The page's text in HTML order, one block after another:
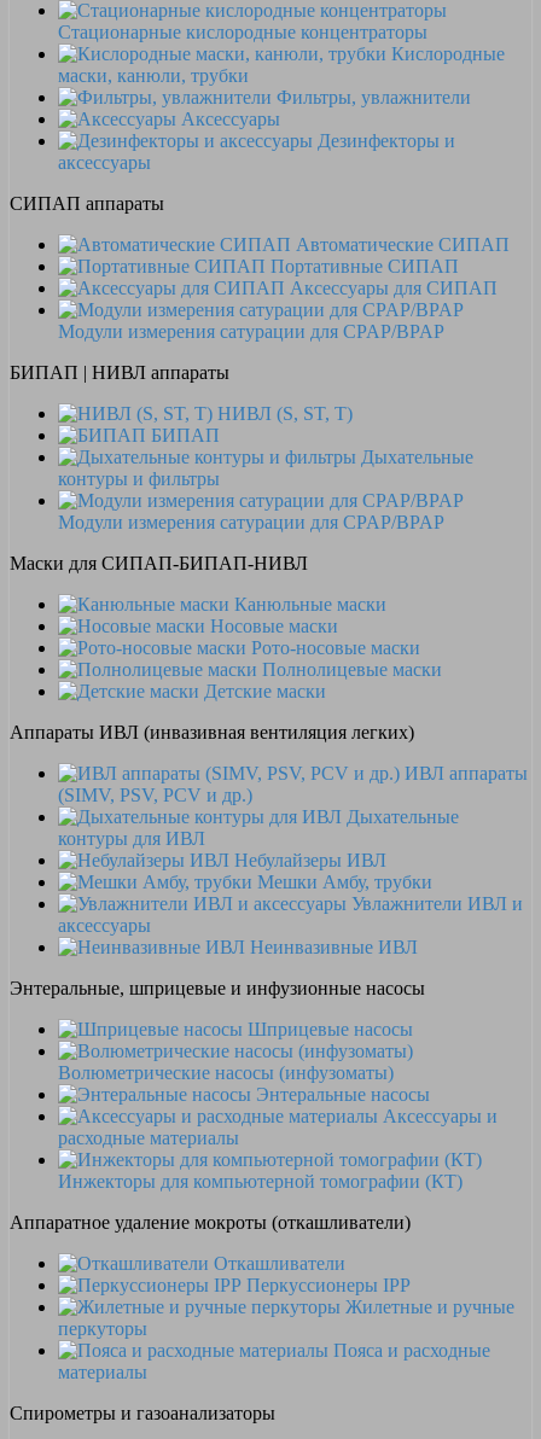
Стационарные кислородные концентраторы
Кислородные
маски, канюли, трубки
Фильтры, увлажнители
Аксессуары
Дезинфекторы и
аксессуары
СИПАП аппараты
Автоматические СИПАП
Портативные СИПАП
Аксессуары для СИПАП
Модули измерения сатурации для CPAP/BPAP
БИПАП | НИВЛ аппараты
НИВЛ (S, ST, T)
БИПАП
Дыхательные
контуры и фильтры
Модули измерения сатурации для CPAP/BPAP
Маски для СИПАП-БИПАП-НИВЛ
Канюльные маски
Носовые маски
Рото-носовые маски
Полнолицевые маски
Детские маски
Аппараты ИВЛ (инвазивная вентиляция легких)
ИВЛ аппараты
(SIMV, PSV, PCV и др.)
Дыхательные
контуры для ИВЛ
Небулайзеры ИВЛ
Мешки Амбу, трубки
Увлажнители ИВЛ и
аксессуары
Неинвазивные ИВЛ
Энтеральные, шприцевые и инфузионные насосы
Шприцевые насосы
Волюметрические насосы (инфузоматы)
Энтеральные насосы
Аксессуары и
расходные материалы
Инжекторы для компьютерной томографии (КТ)
Аппаратное удаление мокроты (откашливатели)
Откашливатели
Перкуссионеры IPP
Жилетные и ручные
перкуторы
Пояса и расходные
материалы
Спирометры и газоанализаторы